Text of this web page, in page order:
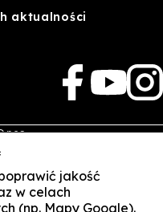
aktualności
nas
jakość
w celach
(np. Mapy Google).